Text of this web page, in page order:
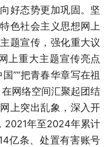
态势更加巩固。坚
色社会主义思想网上
题宣传，强化重大议
上重大主题宣传亮点
”“把青春华章写在祖
网络空间汇聚起团结
上突出乱象，深入开
2021年至2024年累计
亿条、处置有害账号